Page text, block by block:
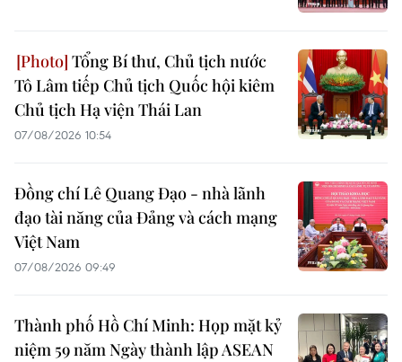
Tổng Bí thư, Chủ tịch nước
Tô Lâm tiếp Chủ tịch Quốc hội kiêm
Chủ tịch Hạ viện Thái Lan
07/08/2026 10:54
Đồng chí Lê Quang Đạo - nhà lãnh
đạo tài năng của Đảng và cách mạng
Việt Nam
07/08/2026 09:49
Thành phố Hồ Chí Minh: Họp mặt kỷ
niệm 59 năm Ngày thành lập ASEAN